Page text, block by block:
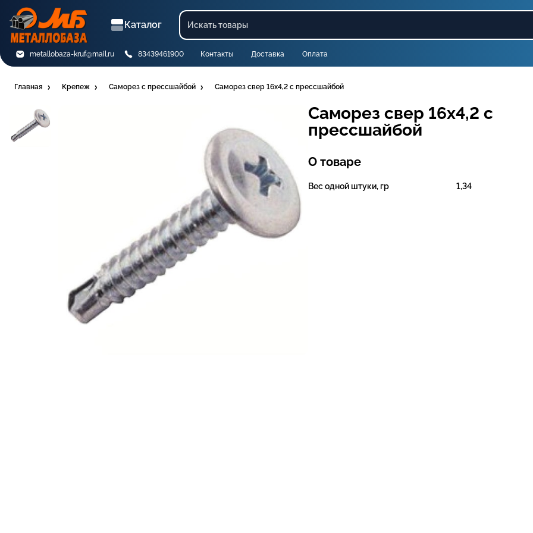
Каталог
metallobaza-kruf@mail.ru 83439461900 Контакты Доставка Оплата
Главная Крепеж Саморез с прессшайбой Саморез свер 16х4,2 с прессшайбой
Саморез свер 16х4,2 с
прессшайбой
О товаре
Вес одной штуки, гр 1,34